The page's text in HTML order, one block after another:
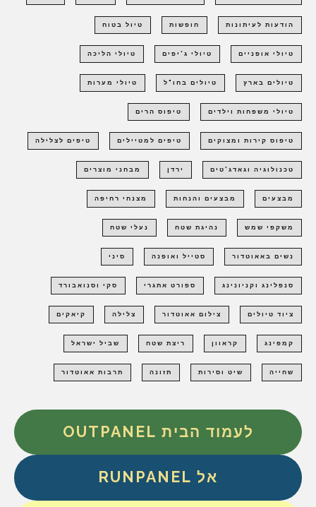
הודעות לעיתונות חופשות טיול בטוח
טיולי אופניים טיולי ג'יפים טיולי הליכה
טיולים בארץ טיולים בחו"ל טיולי מערות
טיולי משפחות וילדים טיפוס הרים
טיפוס קירות ומצוקים טיפים למטיילים טיפים לצלילה
טכנולוגיה וגאדג'טים ירדן מבחני מוצרים
מבצעים מבצעים והנחות מצנחי רחיפה
משקפי שמש נהיגת שטח נעלי שטח
נשים באאוטדור סטייל ואופנה סיני
סנפלינג וקניונינג ספורט אתגרי סקי וסנואבורד
ציוד טיולים צילום אאוטדור צלילה קיאקים
קמפינג קראוון ריצת שטח שביל ישראל
שחייה שיט וסירות תזונה תרבות אאוטדור
לעמוד הבית OUTPANEL
אל RUNPANEL